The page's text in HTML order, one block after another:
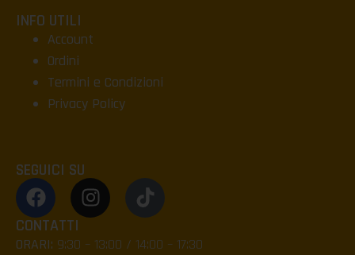
INFO UTILI
Account
Ordini
Termini e Condizioni
Privacy Policy
SEGUICI SU
CONTATTI
ORARI: 9:30 – 13:00 / 14:00 – 17:30